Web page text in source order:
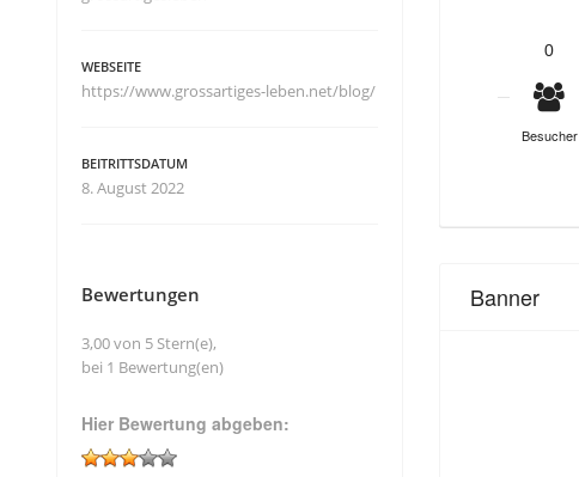
0
Besucher
Banner
WEBSEITE
https://www.grossartiges-leben.net/blog/
BEITRITTSDATUM
8. August 2022
Bewertungen
3,00 von 5 Stern(e),
bei 1 Bewertung(en)
Hier Bewertung abgeben: